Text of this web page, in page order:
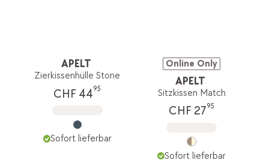
APELT
Zierkissenhülle Stone
CHF 4495
Sofort lieferbar
Online Only
APELT
Sitzkissen Match
CHF 2795
Sofort lieferbar